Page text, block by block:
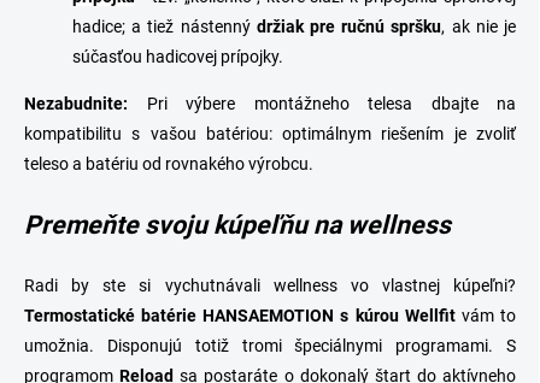
hadice; a tiež nástenný držiak pre ručnú spršku, ak nie je
súčasťou hadicovej prípojky.
Nezabudnite: Pri výbere montážneho telesa dbajte na
kompatibilitu s vašou batériou: optimálnym riešením je zvoliť
teleso a batériu od rovnakého výrobcu.
Premeňte svoju kúpeľňu na wellness
Radi by ste si vychutnávali wellness vo vlastnej kúpeľni?
Termostatické batérie HANSAEMOTION s kúrou Wellfitvám to
umožnia. Disponujú totiž tromi špeciálnymi programami. S
programomReload sa postaráte o dokonalý štart do aktívneho